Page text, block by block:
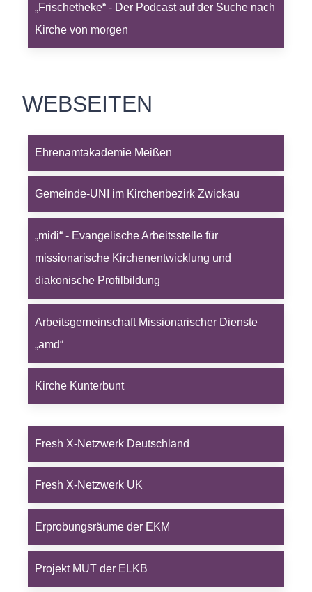
„Frischetheke“ - Der Podcast auf der Suche nach
Kirche von morgen
WEBSEITEN
Ehrenamtakademie Meißen
Gemeinde-UNI im Kirchenbezirk Zwickau
„midi“ - Evangelische Arbeitsstelle für
missionarische Kirchenentwicklung und
diakonische Profilbildung
Arbeitsgemeinschaft Missionarischer Dienste
„amd“
Kirche Kunterbunt
Fresh X-Netzwerk Deutschland
Fresh X-Netzwerk UK
Erprobungsräume der EKM
Projekt MUT der ELKB